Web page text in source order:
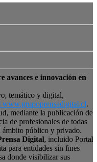
avances e innovación en
temático y digital,
www.grupoprensadigital.cl.
mediante la publicación de
de profesionales de todas
ámbito público y privado.
Digital, incluido Portal
para entidades sin fines
donde visibilizar sus